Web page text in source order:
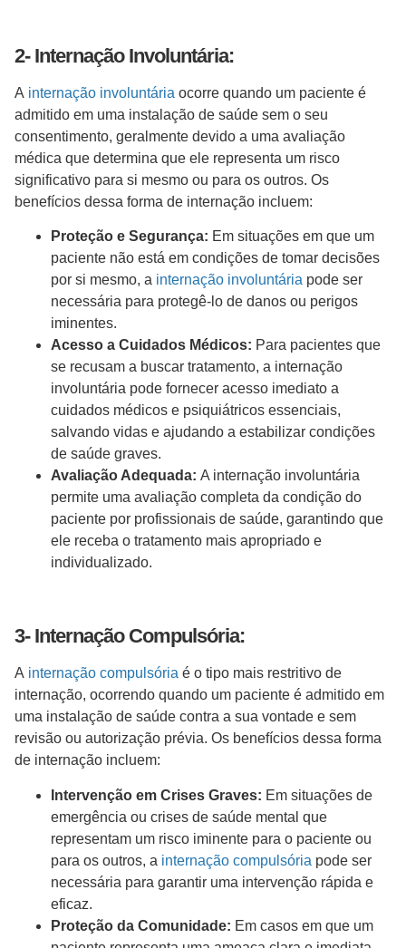
2- Internação Involuntária:
A internação involuntária ocorre quando um paciente é
admitido em uma instalação de saúde sem o seu
consentimento, geralmente devido a uma avaliação
médica que determina que ele representa um risco
significativo para si mesmo ou para os outros. Os
benefícios dessa forma de internação incluem:
Proteção e Segurança: Em situações em que um
paciente não está em condições de tomar decisões
por si mesmo, a internação involuntária pode ser
necessária para protegê-lo de danos ou perigos
iminentes.
Acesso a Cuidados Médicos: Para pacientes que
se recusam a buscar tratamento, a internação
involuntária pode fornecer acesso imediato a
cuidados médicos e psiquiátricos essenciais,
salvando vidas e ajudando a estabilizar condições
de saúde graves.
Avaliação Adequada: A internação involuntária
permite uma avaliação completa da condição do
paciente por profissionais de saúde, garantindo que
ele receba o tratamento mais apropriado e
individualizado.
3- Internação Compulsória:
A internação compulsória é o tipo mais restritivo de
internação, ocorrendo quando um paciente é admitido em
uma instalação de saúde contra a sua vontade e sem
revisão ou autorização prévia. Os benefícios dessa forma
de internação incluem:
Intervenção em Crises Graves: Em situações de
emergência ou crises de saúde mental que
representam um risco iminente para o paciente ou
para os outros, a internação compulsória pode ser
necessária para garantir uma intervenção rápida e
eficaz.
Proteção da Comunidade: Em casos em que um